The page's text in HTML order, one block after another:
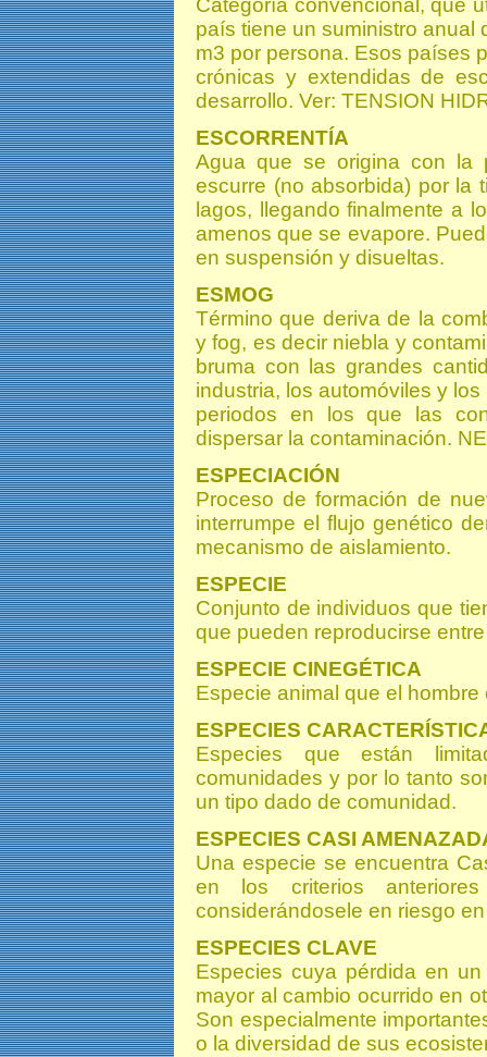
Categoría convencional, que
país tiene un suministro anual
m3 por persona. Esos países
crónicas y extendidas de
desarrollo. Ver: TENSION
ESCORRENTÍA
Agua que se origina con la
escurre (no absorbida) por la
lagos, llegando finalmente a
amenos que se evapore.
en suspensión y disueltas.
ESMOG
Término que deriva de la
y fog, es decir niebla y
bruma con las grandes
industria, los automóviles y
periodos en los que las
dispersar la contaminación.
ESPECIACIÓN
Proceso de formación de
interrumpe el flujo genético
mecanismo de aislamiento.
ESPECIE
Conjunto de individuos que
que pueden reproducirse
ESPECIE CINEGÉTICA
Especie animal que el
ESPECIES
Especies que están
comunidades y por lo tanto
un tipo dado de comunidad.
ESPECIES CASI
Una especie se encuentra
en los criterios
considerándosele en riesgo
ESPECIES CLAVE
Especies cuya pérdida en
mayor al cambio ocurrido en
Son especialmente
o la diversidad de sus